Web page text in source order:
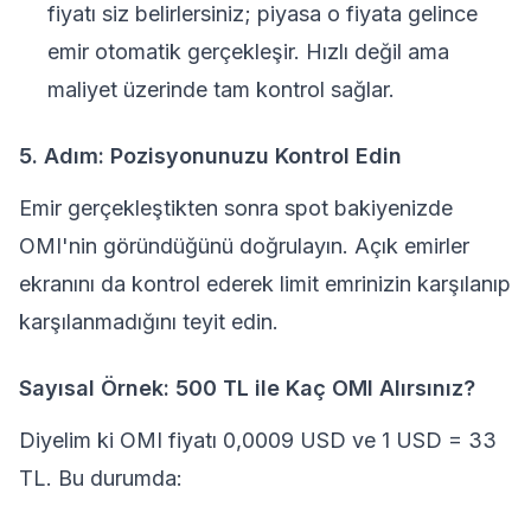
fiyatı siz belirlersiniz; piyasa o fiyata gelince
emir otomatik gerçekleşir. Hızlı değil ama
maliyet üzerinde tam kontrol sağlar.
5. Adım: Pozisyonunuzu Kontrol Edin
Emir gerçekleştikten sonra spot bakiyenizde
OMI'nin göründüğünü doğrulayın. Açık emirler
ekranını da kontrol ederek limit emrinizin karşılanıp
karşılanmadığını teyit edin.
Sayısal Örnek: 500 TL ile Kaç OMI Alırsınız?
Diyelim ki OMI fiyatı 0,0009 USD ve 1 USD = 33
TL. Bu durumda: